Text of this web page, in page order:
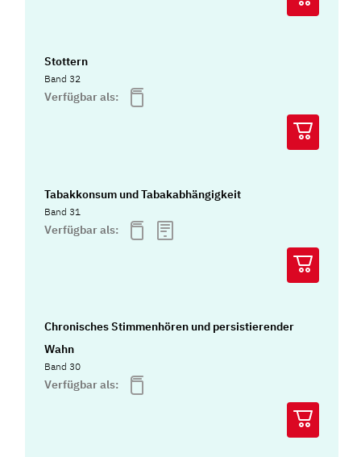
Stottern
Band 32
Verfügbar als:
Tabakkonsum und Tabakabhängigkeit
Band 31
Verfügbar als:
Chronisches Stimmenhören und persistierender
Wahn
Band 30
Verfügbar als: